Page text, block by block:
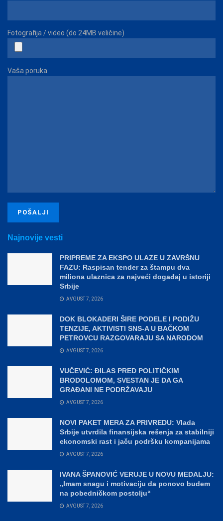
Fotografija / video (do 24MB veličine)
Vaša poruka
Najnovije vesti
PRIPREME ZA EKSPO ULAZE U ZAVRŠNU
FAZU: Raspisan tender za štampu dva
miliona ulaznica za najveći događaj u istoriji
Srbije
AVGUST 7, 2026
DOK BLOKADERI ŠIRE PODELE I PODIŽU
TENZIJE, AKTIVISTI SNS-A U BAČKOM
PETROVCU RAZGOVARAJU SA NARODOM
AVGUST 7, 2026
VUČEVIĆ: ĐILAS PRED POLITIČKIM
BRODOLOMOM, SVESTAN JE DA GA
GRAĐANI NE PODRŽAVAJU
AVGUST 7, 2026
NOVI PAKET MERA ZA PRIVREDU: Vlada
Srbije utvrdila finansijska rešenja za stabilniji
ekonomski rast i jaču podršku kompanijama
AVGUST 7, 2026
IVANA ŠPANOVIĆ VERUJE U NOVU MEDALJU:
„Imam snagu i motivaciju da ponovo budem
na pobedničkom postolju“
AVGUST 7, 2026